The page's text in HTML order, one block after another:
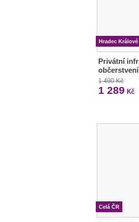
Hradec Králové
Privátní
občerstvení
1 490 Kč
1 289 Kč
Celá ČR